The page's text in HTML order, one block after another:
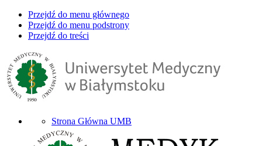
Przejdź do menu głównego
Przejdź do menu podstrony
Przejdź do treści
Strona Główna UMB